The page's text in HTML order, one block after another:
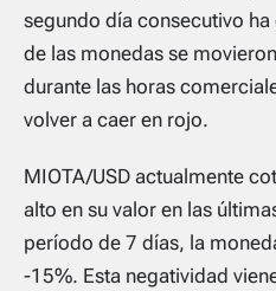
segundo día consecutivo
de las monedas se
durante las horas
volver a caer en rojo.
MIOTA/USD actualmente
alto en su valor en las
período de 7 días, la
-15%. Esta negatividad